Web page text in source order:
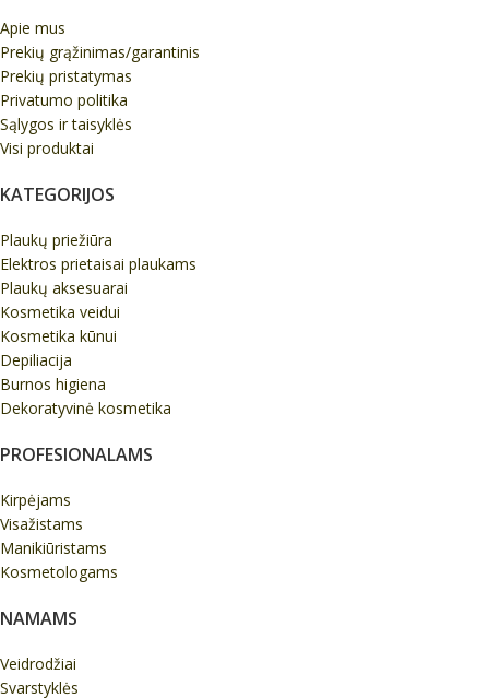
Apie mus
Prekių grąžinimas/garantinis
Prekių pristatymas
Privatumo politika
Sąlygos ir taisyklės
Visi produktai
KATEGORIJOS
Plaukų priežiūra
Elektros prietaisai plaukams
Plaukų aksesuarai
Kosmetika veidui
Kosmetika kūnui
Depiliacija
Burnos higiena
Dekoratyvinė kosmetika
PROFESIONALAMS
Kirpėjams
Visažistams
Manikiūristams
Kosmetologams
NAMAMS
Veidrodžiai
Svarstyklės